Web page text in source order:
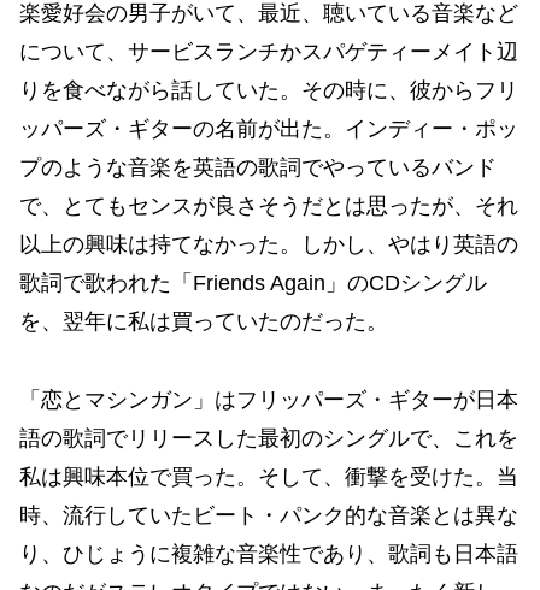
楽愛好会の男子がいて、最近、聴いている音楽など
について、サービスランチかスパゲティーメイト辺
りを食べながら話していた。その時に、彼からフリ
ッパーズ・ギターの名前が出た。インディー・ポッ
プのような音楽を英語の歌詞でやっているバンド
で、とてもセンスが良さそうだとは思ったが、それ
以上の興味は持てなかった。しかし、やはり英語の
歌詞で歌われた「Friends Again」のCDシングル
を、翌年に私は買っていたのだった。
「恋とマシンガン」はフリッパーズ・ギターが日本
語の歌詞でリリースした最初のシングルで、これを
私は興味本位で買った。そして、衝撃を受けた。当
時、流行していたビート・パンク的な音楽とは異な
り、ひじょうに複雑な音楽性であり、歌詞も日本語